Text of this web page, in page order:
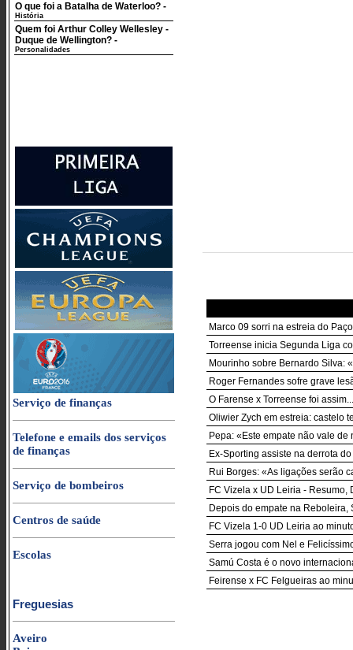
O que foi a Batalha de Waterloo? -
História
Quem foi Arthur Colley Wellesley -
Duque de Wellington? -
Personalidades
Serviço de finanças
Telefone e emails dos serviços
de finanças
Serviço de bombeiros
Centros de saúde
Escolas
Freguesias
Aveiro
Marco 09 sorri na estreia do
Torreense inicia Segunda Liga
Mourinho sobre Bernardo Silva:
Roger Fernandes sofre grave
O Farense x Torreense foi assim...
Oliwier Zych em estreia: castelo
Pepa: «Este empate não vale
Ex-Sporting assiste na derrota
Rui Borges: «As ligações serão
FC Vizela x UD Leiria -
Depois do empate na
FC Vizela 1-0 UD Leiria ao
Serra jogou com Nel e
Samú Costa é o novo
Feirense x FC Felgueiras ao